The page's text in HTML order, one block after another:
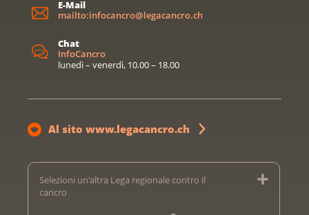
E-Mail
mailto:infocancro@legacancro.ch
Chat
InfoCancro
lunedì – venerdì, 10.00 – 18.00
Al sito www.legacancro.ch
Selezioni un'altra Lega regionale contro il
cancro